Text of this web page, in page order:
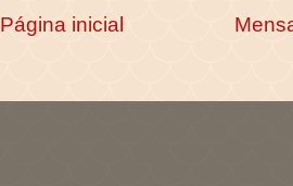
Página inicial